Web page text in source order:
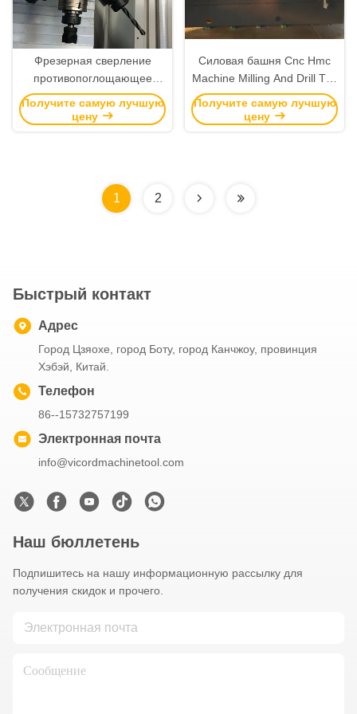
Фрезерная сверление
противопоглощающее
добывание мощности
башни обрабатывающий
Получите самую лучшую
цену
Силовая башня Cnc Hmc
Machine Milling And Drill Tap
Центры обработки CNC
Получите самую лучшую
цену
1 2
Быстрый контакт
Адрес
Город Цзяохе, город Боту, город Канчжоу, провинция
Хэбэй, Китай.
Телефон
86--15732757199
Электронная почта
info@vicordmachinetool.com
Наш бюллетень
Подпишитесь на нашу информационную рассылку для
получения скидок и прочего.